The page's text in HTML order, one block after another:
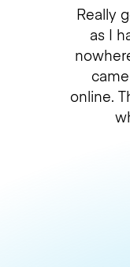
Really
as I
online.